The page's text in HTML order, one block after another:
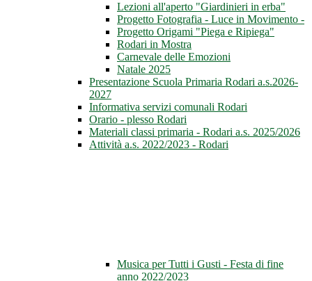
Lezioni all'aperto "Giardinieri in erba"
Progetto Fotografia - Luce in Movimento -
Progetto Origami "Piega e Ripiega"
Rodari in Mostra
Carnevale delle Emozioni
Natale 2025
Presentazione Scuola Primaria Rodari a.s.2026-
2027
Informativa servizi comunali Rodari
Orario - plesso Rodari
Materiali classi primaria - Rodari a.s. 2025/2026
Attività a.s. 2022/2023 - Rodari
Musica per Tutti i Gusti - Festa di fine
anno 2022/2023